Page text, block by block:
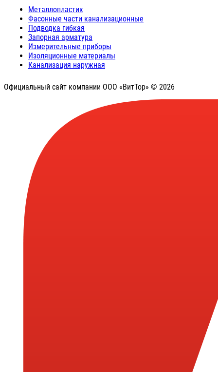
Металлопластик
Фасонные части канализационные
Подводка гибкая
Запорная арматура
Измерительные приборы
Изоляционные материалы
Канализация наружная
Официальный сайт компании ООО «ВитТор» © 2026